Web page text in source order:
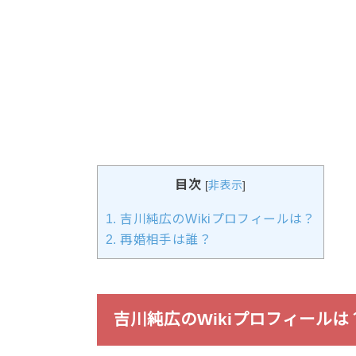
目次 [非表示]
1. 吉川純広のWikiプロフィールは？
2. 再婚相手は誰？
吉川純広のWikiプロフィールは